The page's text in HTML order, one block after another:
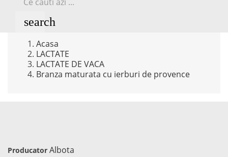
search
Acasa
LACTATE
LACTATE DE VACA
Branza maturata cu ierburi de provence
Producator Albota